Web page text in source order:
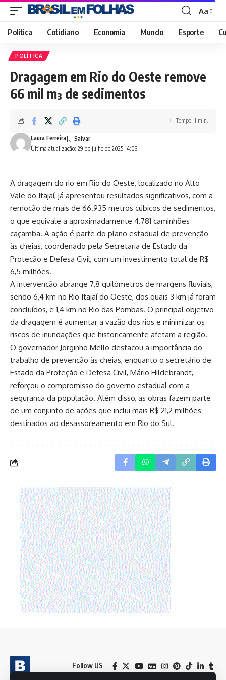
Font
Resizer
Aa
Política Cotidiano Economia Mundo Esporte
POLÍTICA
Dragagem em Rio do Oeste remove
66 mil m³ de sedimentos
Última atualização: 29 de julho de 2025 14:03
Laura Ferreira
Tempo: 1 min.
A dragagem do rio em Rio do Oeste, localizado no Alto
Vale do Itajaí, já apresentou resultados significativos, com a
remoção de mais de 66.935 metros cúbicos de sedimentos,
o que equivale a aproximadamente 4.781 caminhões
caçamba. A ação é parte do plano estadual de prevenção
às cheias, coordenado pela Secretaria de Estado da
Proteção e Defesa Civil, com um investimento total de R$
6,5 milhões.
A intervenção abrange 7,8 quilômetros de margens fluviais,
sendo 6,4 km no Rio Itajaí do Oeste, dos quais 3 km já foram
concluídos, e 1,4 km no Rio das Pombas. O principal objetivo
da dragagem é aumentar a vazão dos rios e minimizar os
riscos de inundações que historicamente afetam a região.
O governador Jorginho Mello destacou a importância do
trabalho de prevenção às cheias, enquanto o secretário de
Estado da Proteção e Defesa Civil, Mário Hildebrandt,
reforçou o compromisso do governo estadual com a
segurança da população. Além disso, as obras fazem parte
de um conjunto de ações que inclui mais R$ 21,2 milhões
destinados ao desassoreamento em Rio do Sul.
Follow US